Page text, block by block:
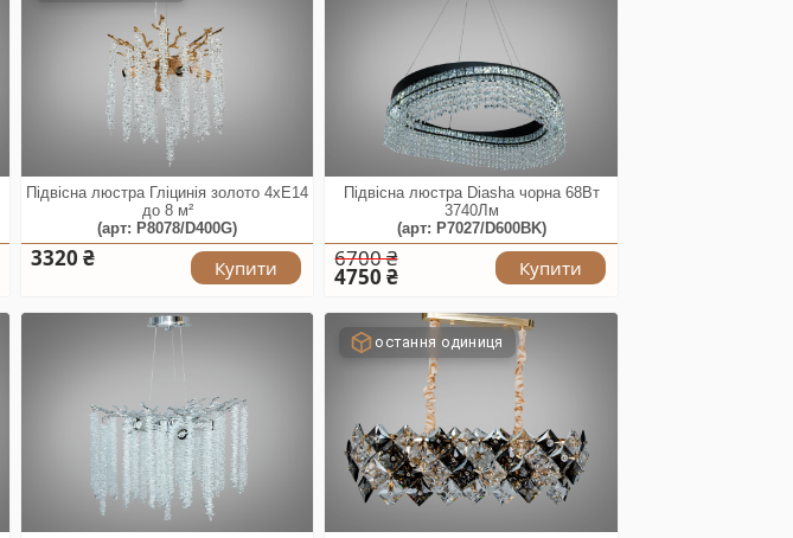
Підвісна люстра Гліцинія золото 4xE14
до 8 м²
(арт: P8078/D400G)
3320 ₴ Купити
Підвісна люстра Diasha чорна 68Вт
3740Лм
(арт: P7027/D600BK)
6700 ₴
4750 ₴ Купити
остання одиниця